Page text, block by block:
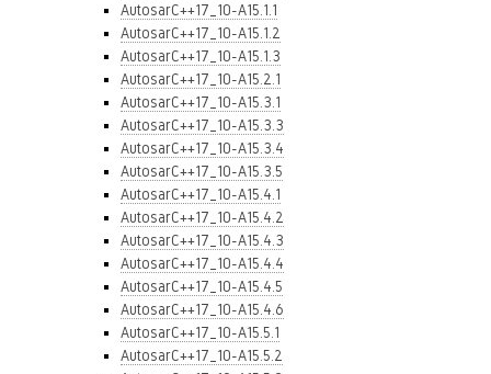
AutosarC++17_10-A15.1.1
AutosarC++17_10-A15.1.2
AutosarC++17_10-A15.1.3
AutosarC++17_10-A15.2.1
AutosarC++17_10-A15.3.1
AutosarC++17_10-A15.3.3
AutosarC++17_10-A15.3.4
AutosarC++17_10-A15.3.5
AutosarC++17_10-A15.4.1
AutosarC++17_10-A15.4.2
AutosarC++17_10-A15.4.3
AutosarC++17_10-A15.4.4
AutosarC++17_10-A15.4.5
AutosarC++17_10-A15.4.6
AutosarC++17_10-A15.5.1
AutosarC++17_10-A15.5.2